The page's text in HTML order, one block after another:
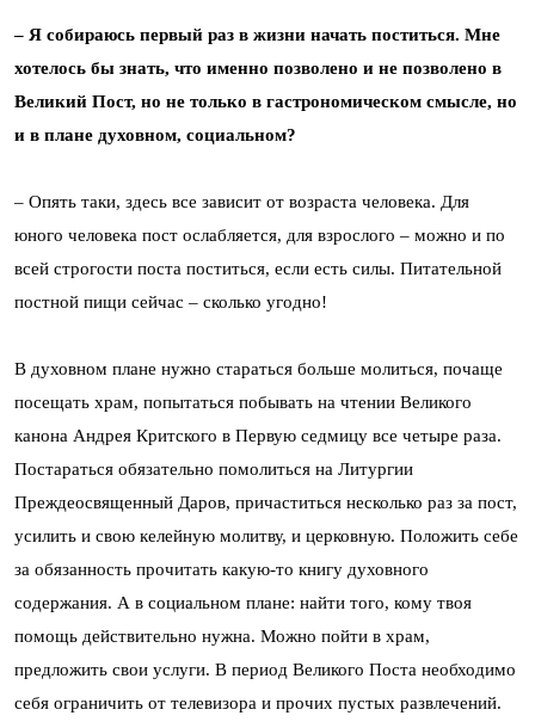
– Я собираюсь первый раз в жизни начать поститься. Мне
хотелось бы знать, что именно позволено и не позволено в
Великий Пост, но не только в гастрономическом смысле, но
и в плане духовном, социальном?
– Опять таки, здесь все зависит от возраста человека. Для
юного человека пост ослабляется, для взрослого – можно и по
всей строгости поста поститься, если есть силы. Питательной
постной пищи сейчас – сколько угодно!
В духовном плане нужно стараться больше молиться, почаще
посещать храм, попытаться побывать на чтении Великого
канона Андрея Критского в Первую седмицу все четыре раза.
Постараться обязательно помолиться на Литургии
Преждеосвященный Даров, причаститься несколько раз за пост,
усилить и свою келейную молитву, и церковную. Положить себе
за обязанность прочитать какую-то книгу духовного
содержания. А в социальном плане: найти того, кому твоя
помощь действительно нужна. Можно пойти в храм,
предложить свои услуги. В период Великого Поста необходимо
себя ограничить от телевизора и прочих пустых развлечений.